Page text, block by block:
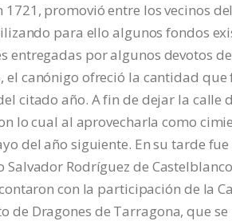
1721, promovió entre los vecinos
para ello algunos fondos
entregadas por algunos devotos
el canónigo ofreció la cantidad
citado año. A fin de dejar la
lo cual al aprovecharla como
del año siguiente. En su tarde
Salvador Rodríguez de
con la participación de la
de Dragones de Tarragona, que